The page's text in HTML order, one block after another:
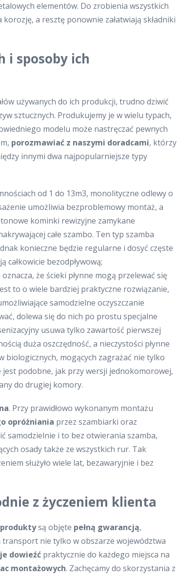
elementów. Do zrobienia wszystkich
a resztę ponownie załatwiają składniki
i sposoby ich
używanych do ich produkcji, trudno dziwić
sztucznych. Produkujemy je w wielu typach,
modelu może nastręczać pewnych
porozmawiać z naszymi doradcami, którzy
innymi dwa najpopularniejsze typy
od 1 do 13m3, monolityczne odlewy o
umożliwia bezproblemowy montaż, a
kominki rewizyjne zamykane
całe szambo. Ten typ szamba
konieczne będzie regularne i dosyć częste
bezodpływową;
że ścieki płynne mogą przelewać się
to o wiele bardziej praktyczne rozwiązanie,
samodzielne oczyszczanie
dolewa się do nich po prostu specjalne
usuwa tylko zawartość pierwszej
duża oszczędność, a nieczystości płynne
biologicznych, mogących zagrażać nie tylko
podobne, jak przy wersji jednokomorowej,
do drugiej komory.
. Przy prawidłowo wykonanym montażu
opróżniania przez szambiarki oraz
samodzielnie i to bez otwierania szamba,
osady także ze wszystkich rur. Tak
służyło wiele lat, bezawaryjnie i bez
z życzeniem klienta
są objęte pełną gwarancją,
nie tylko w obszarze województwa
dowieźć praktycznie do każdego miejsca na
montażowych. Zachęcamy do skorzystania z